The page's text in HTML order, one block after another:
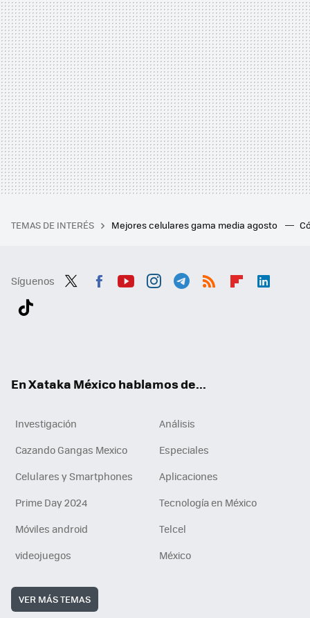
TEMAS DE INTERÉS Mejores celulares gama media agosto
Síguenos
En Xataka México hablamos de...
Investigación
Análisis
Cazando Gangas Mexico
Especiales
Celulares y Smartphones
Aplicaciones
Prime Day 2024
Tecnología en México
Móviles android
Telcel
videojuegos
México
VER MÁS TEMAS